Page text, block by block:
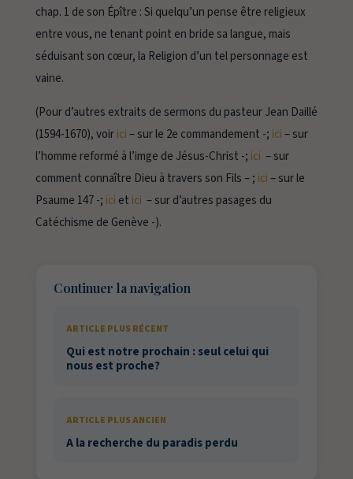
chap. 1 de son Épître :Si quelqu’un pense être religieux
entre vous, ne tenant point en bride sa langue, mais
séduisant son cœur, la Religion d’un tel personnage est
vaine.
(Pour d’autres extraits de sermons du pasteur Jean Daillé
(1594-1670), voirici– sur le 2e commandement -; ici– sur
l’homme reformé à l’imge de Jésus-Christ -; ici – sur
comment connaître Dieu à travers son Fils – ; ici– sur le
Psaume 147 -; ici et ici – sur d’autres pasages du
Catéchisme de Genève -).
Continuer la navigation
ARTICLE PLUS RÉCENT
Qui est notre prochain : seul celui qui
nous est proche?
ARTICLE PLUS ANCIEN
A la recherche du paradis perdu